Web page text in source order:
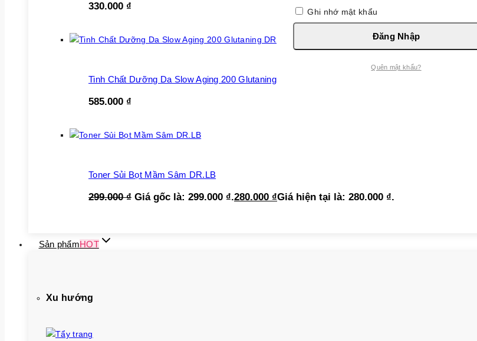
330.000 ₫
Tinh Chất Dưỡng Da Slow Aging 200 Glutaning DR.VITA Daycell
585.000 ₫
Toner Sủi Bọt Mầm Sâm DR.LB
299.000₫ Giá gốc là: 299.000 ₫.280.000 ₫Giá hiện tại là: 280.000 ₫.
Sản phẩmHOT
Xu hướng
Ghi nhớ mật khẩu
Đăng Nhập
Quên mật khẩu?